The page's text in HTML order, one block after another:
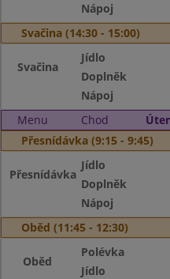
Nápoj
Svačina (14:30 - 15:00)
Svačina
Jídlo
Doplněk
Nápoj
Menu
Chod
Přesnídávka (9:15 - 9:45)
Přesnídávka
Jídlo
Doplněk
Nápoj
Oběd (11:45 - 12:30)
Oběd
Polévka
Jídlo